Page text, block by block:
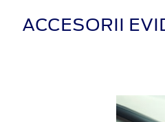
ACCESORII